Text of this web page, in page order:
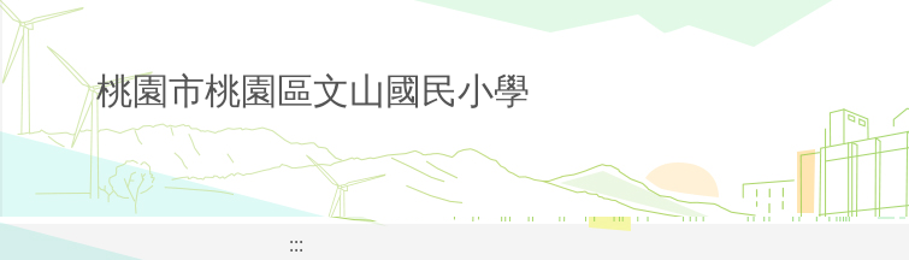
桃園市桃園區文山國民小學
:::